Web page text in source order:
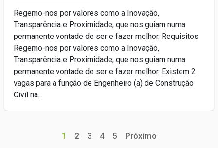
Regemo-nos por valores como a Inovação,
Transparência e Proximidade, que nos guiam numa
permanente vontade de ser e fazer melhor. Requisitos
Regemo-nos por valores como a Inovação,
Transparência e Proximidade, que nos guiam numa
permanente vontade de ser e fazer melhor. Existem 2
vagas para a função de Engenheiro (a) de Construção
Civil na...
1 2 3 4 5 Próximo